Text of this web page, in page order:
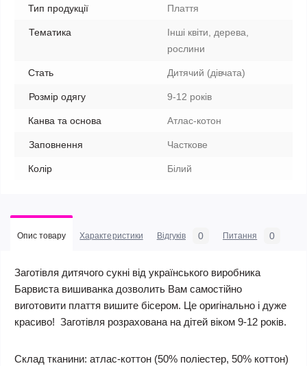
Тип продукції Плаття
Тематика
Інші квіти, дерева,
рослини
Стать Дитячий (дівчата)
Розмір одягу 9-12 років
Канва та основа Атлас-котон
Заповнення Часткове
Колір Білий
Опис товару Характеристики Відгуків 0 Питання 0
Заготівля дитячого сукні від українського виробника
Барвиста вишиванка дозволить Вам самостійно
виготовити плаття вишите бісером. Це оригінально і дуже
красиво! Заготівля розрахована на дітей віком 9-12 років.
Склад тканини: атлас-коттон (50% поліестер, 50% коттон)